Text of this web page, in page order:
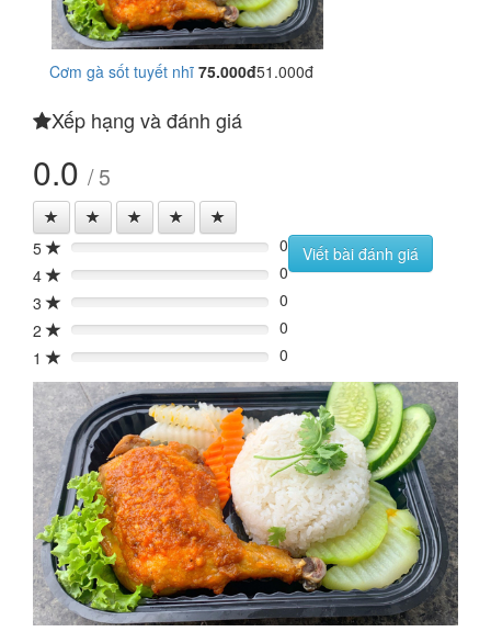
Cơm gà sốt tuyết nhĩ 75.000đ51.000đ
Xếp hạng và đánh giá
0.0 / 5
5 0%
0
4
0%
0
3
0%
0
2
0%
0
1
0% 0
Viết bài đánh giá